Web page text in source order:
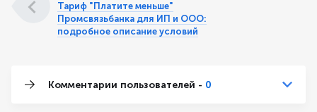
Тариф "Платите меньше"
Промсвязьбанка для ИП и ООО:
подробное описание условий
Комментарии пользователей - 0